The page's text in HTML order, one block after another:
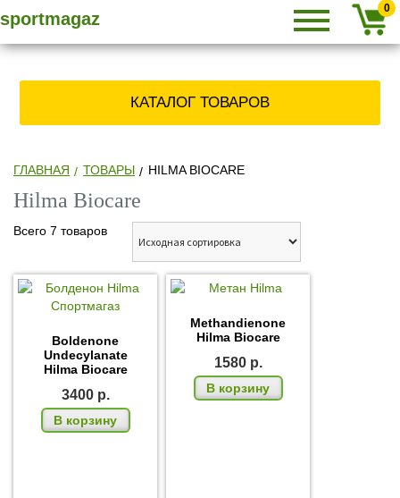
toSPORTMAGAZ
» КУПИТЬ
СТЕРОИДЫ,
ЗАКАЗАТЬ
АНАБОЛИКИ
ПО ПОЧТЕ
sportmagaz
0
КАТАЛОГ ТОВАРОВ
ГЛАВНАЯ ТОВАРЫ HILMA BIOCARE
Hilma Biocare
Всего 7 товаров
Boldenone
Undecylanate
Hilma Biocare
3400 р.
В корзину
Methandienone
Hilma Biocare
1580 р.
В корзину